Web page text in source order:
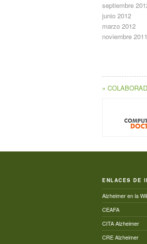
septiembre
junio 2012
marzo 2012
noviembre 2011
»
ENLACES DE
Alzheimer en la
CEAFA
CITA Alzheimer
CRE Alzheimer